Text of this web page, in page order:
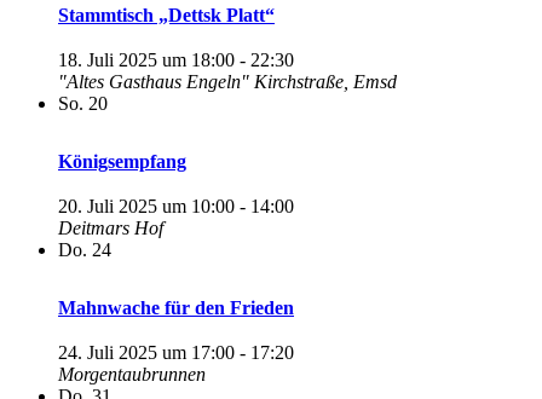
Stammtisch „Dettsk Platt“
18. Juli 2025 um 18:00 - 22:30
"Altes Gasthaus Engeln" Kirchstraße, Emsd
So. 20
Königsempfang
20. Juli 2025 um 10:00 - 14:00
Deitmars Hof
Do. 24
Mahnwache für den Frieden
24. Juli 2025 um 17:00 - 17:20
Morgentaubrunnen